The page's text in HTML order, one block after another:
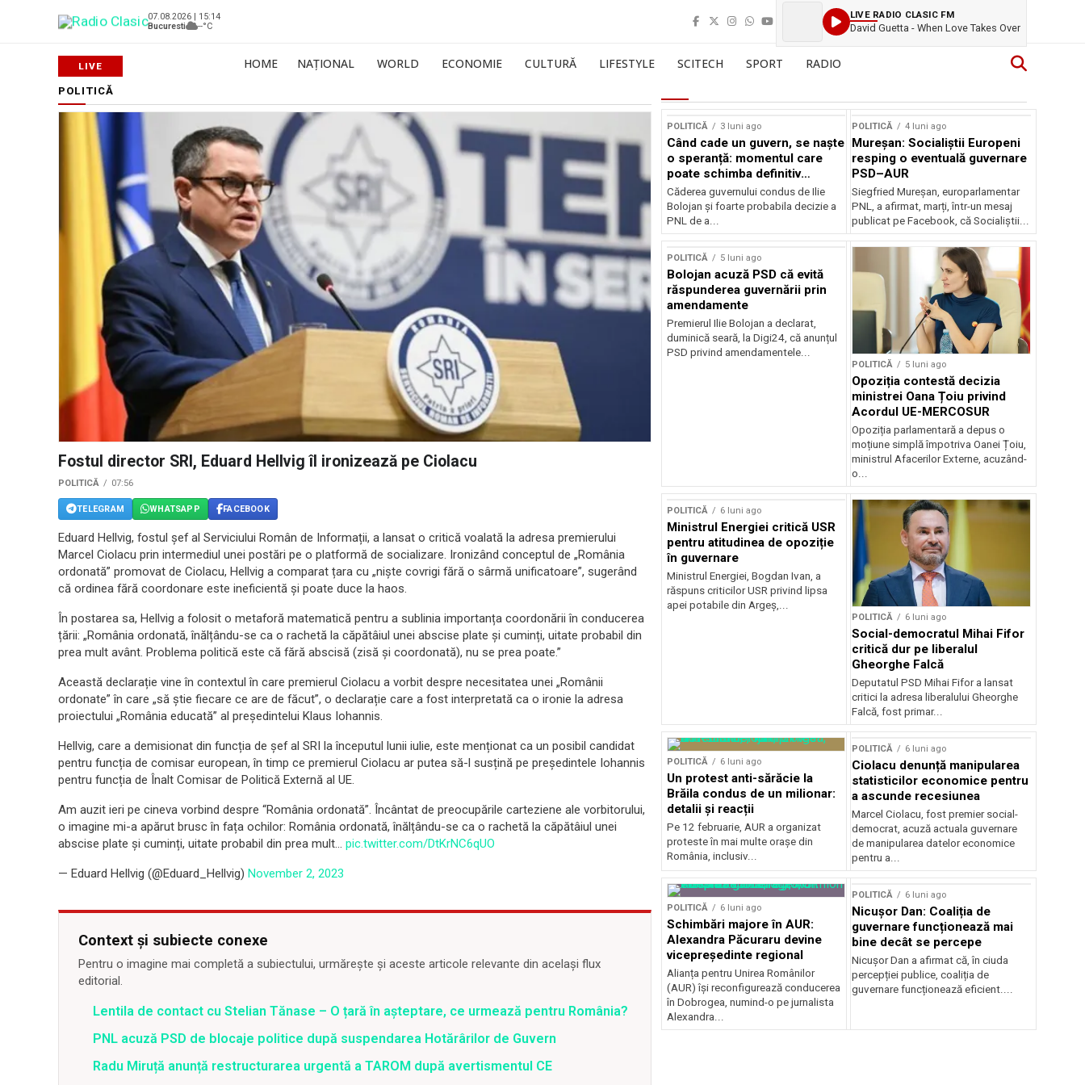
07.08.2026 | 15:14
Bucuresti
--°C
LIVE RADIO CLASIC FM
David Guetta - When Love Takes Over
HOME NAȚIONAL WORLD ECONOMIE CULTURĂ LIFESTYLE SCITECH SPORT RADIO
POLITICĂ
Fostul director SRI, Eduard Hellvig îl ironizează pe Ciolacu
POLITICĂ 07:56
TELEGRAM WHATSAPP FACEBOOK
Eduard Hellvig, fostul șef al Serviciului Român de Informații, a lansat o critică voalată la adresa premierului
Marcel Ciolacu prin intermediul unei postări pe o platformă de socializare. Ironizând conceptul de „România
ordonată” promovat de Ciolacu, Hellvig a comparat țara cu „niște covrigi fără o sârmă unificatoare”, sugerând
că ordinea fără coordonare este ineficientă și poate duce la haos.
În postarea sa, Hellvig a folosit o metaforă matematică pentru a sublinia importanța coordonării în conducerea
țării: „România ordonată, înălțându-se ca o rachetă la căpătâiul unei abscise plate și cuminți, uitate probabil din
prea mult avânt. Problema politică este că fără abscisă (zisă și coordonată), nu se prea poate.”
Această declarație vine în contextul în care premierul Ciolacu a vorbit despre necesitatea unei „Românii
ordonate” în care „să știe fiecare ce are de făcut”, o declarație care a fost interpretată ca o ironie la adresa
proiectului „România educată” al președintelui Klaus Iohannis.
Hellvig, care a demisionat din funcția de șef al SRI la începutul lunii iulie, este menționat ca un posibil candidat
pentru funcția de comisar european, în timp ce premierul Ciolacu ar putea să-l susțină pe președintele Iohannis
pentru funcția de Înalt Comisar de Politică Externă al UE.
Am auzit ieri pe cineva vorbind despre “România ordonată”. Încântat de preocupările carteziene ale vorbitorului,
o imagine mi-a apărut brusc în fața ochilor: România ordonată, înălțându-se ca o rachetă la căpătâiul unei
abscise plate și cuminți, uitate probabil din prea mult… pic.twitter.com/DtKrNC6qUO
— Eduard Hellvig (@Eduard_Hellvig) November 2, 2023
Context și subiecte conexe
Pentru o imagine mai completă a subiectului, urmărește și aceste articole relevante din același flux
editorial.
Lentila de contact cu Stelian Tănase – O țară în așteptare, ce urmează pentru România?
PNL acuză PSD de blocaje politice după suspendarea Hotărârilor de Guvern
Radu Miruță anunță restructurarea urgentă a TAROM după avertismentul CE
POLITICĂ 3 luni ago
Când cade un guvern, se naște
o speranță: momentul care
poate schimba definitiv
politica României
Căderea guvernului condus de Ilie
Bolojan și foarte probabila decizie a
PNL de a...
POLITICĂ 4 luni ago
Mureșan: Socialiștii Europeni
resping o eventuală guvernare
PSD–AUR
Siegfried Mureșan, europarlamentar
PNL, a afirmat, marți, într-un mesaj
publicat pe Facebook, că Socialiștii...
POLITICĂ 5 luni ago
Bolojan acuză PSD că evită
răspunderea guvernării prin
amendamente
Premierul Ilie Bolojan a declarat,
duminică seară, la Digi24, că anunțul
PSD privind amendamentele...
POLITICĂ 5 luni ago
Opoziția contestă decizia
ministrei Oana Țoiu privind
Acordul UE-MERCOSUR
Opoziția parlamentară a depus o
moțiune simplă împotriva Oanei Țoiu,
ministrul Afacerilor Externe, acuzând-
o...
POLITICĂ 6 luni ago
Ministrul Energiei critică USR
pentru atitudinea de opoziție
în guvernare
Ministrul Energiei, Bogdan Ivan, a
răspuns criticilor USR privind lipsa
apei potabile din Argeș,...
POLITICĂ 6 luni ago
Social-democratul Mihai Fifor
critică dur pe liberalul
Gheorghe Falcă
Deputatul PSD Mihai Fifor a lansat
critici la adresa liberalului Gheorghe
Falcă, fost primar...
POLITICĂ 6 luni ago
Un protest anti-sărăcie la
Brăila condus de un milionar:
detalii și reacții
Pe 12 februarie, AUR a organizat
proteste în mai multe orașe din
România, inclusiv...
POLITICĂ 6 luni ago
Ciolacu denunță manipularea
statisticilor economice pentru
a ascunde recesiunea
Marcel Ciolacu, fost premier social-
democrat, acuză actuala guvernare
de manipularea datelor economice
pentru a...
POLITICĂ 6 luni ago
Schimbări majore în AUR:
Alexandra Păcuraru devine
vicepreședinte regional
Alianța pentru Unirea Românilor
(AUR) își reconfigurează conducerea
în Dobrogea, numind-o pe jurnalista
Alexandra...
POLITICĂ 6 luni ago
Nicușor Dan: Coaliția de
guvernare funcționează mai
bine decât se percepe
Nicușor Dan a afirmat că, în ciuda
percepției publice, coaliția de
guvernare funcționează eficient....